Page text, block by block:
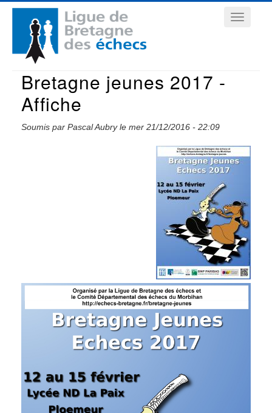
Aller
contenu
principal
Navigation
principale
Bretagne jeunes 2017 -
Affiche
Soumis par Pascal Aubryle mer 21/12/2016 - 22:09